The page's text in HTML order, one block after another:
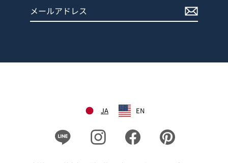
JA EN
Instagram Facebook